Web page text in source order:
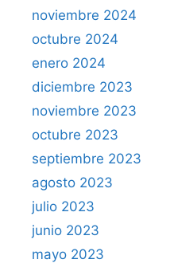
noviembre 2024
octubre 2024
enero 2024
diciembre 2023
noviembre 2023
octubre 2023
septiembre 2023
agosto 2023
julio 2023
junio 2023
mayo 2023